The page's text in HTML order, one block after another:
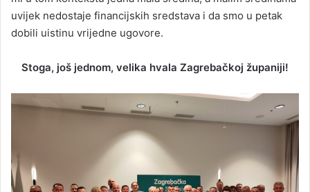
uvijek nedostaje financijskih sredstava i da smo u petak
dobili uistinu vrijedne ugovore.
Stoga, još jednom, velika hvala Zagrebačkoj županiji!